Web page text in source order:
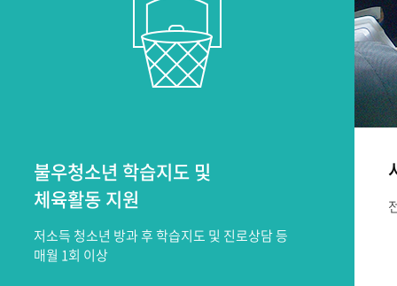
불우청소년 학습지도 및
체육활동 지원
저소득 청소년 방과 후 학습지도 및 진로상담 등
매월 1회 이상